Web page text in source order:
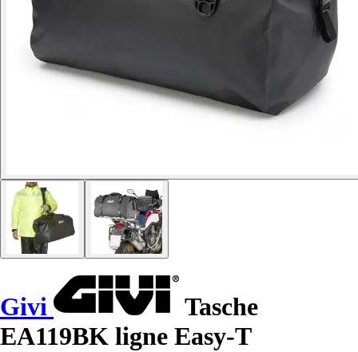
Givi
Tasche
EA119BK ligne Easy-T